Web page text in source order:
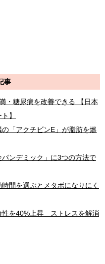
事
・糖尿病を改善できる 【日本
】
「アクチビンE」が脂肪を燃
ンデミック」に3つの方法で
間を選ぶとメタボになりにく
性を40%上昇 ストレスを解消